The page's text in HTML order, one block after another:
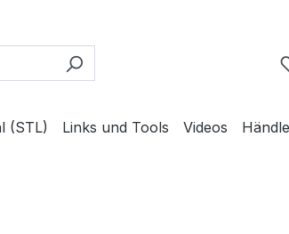
(STL) Links und Tools Videos